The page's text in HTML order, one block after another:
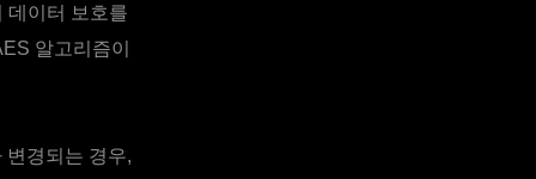
데이터 보호를
알고리즘이
경되는 경우,